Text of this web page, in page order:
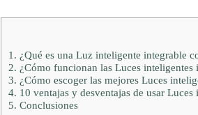
1. ¿Qué es una Luz inteligente integrable
2. ¿Cómo funcionan las Luces
3. ¿Cómo escoger las mejores Luces
4. 10 ventajas y desventajas de usar
5. Conclusiones